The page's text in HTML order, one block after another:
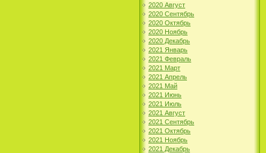
2020 Август
2020 Сентябрь
2020 Октябрь
2020 Ноябрь
2020 Декабрь
2021 Январь
2021 Февраль
2021 Март
2021 Апрель
2021 Май
2021 Июнь
2021 Июль
2021 Август
2021 Сентябрь
2021 Октябрь
2021 Ноябрь
2021 Декабрь